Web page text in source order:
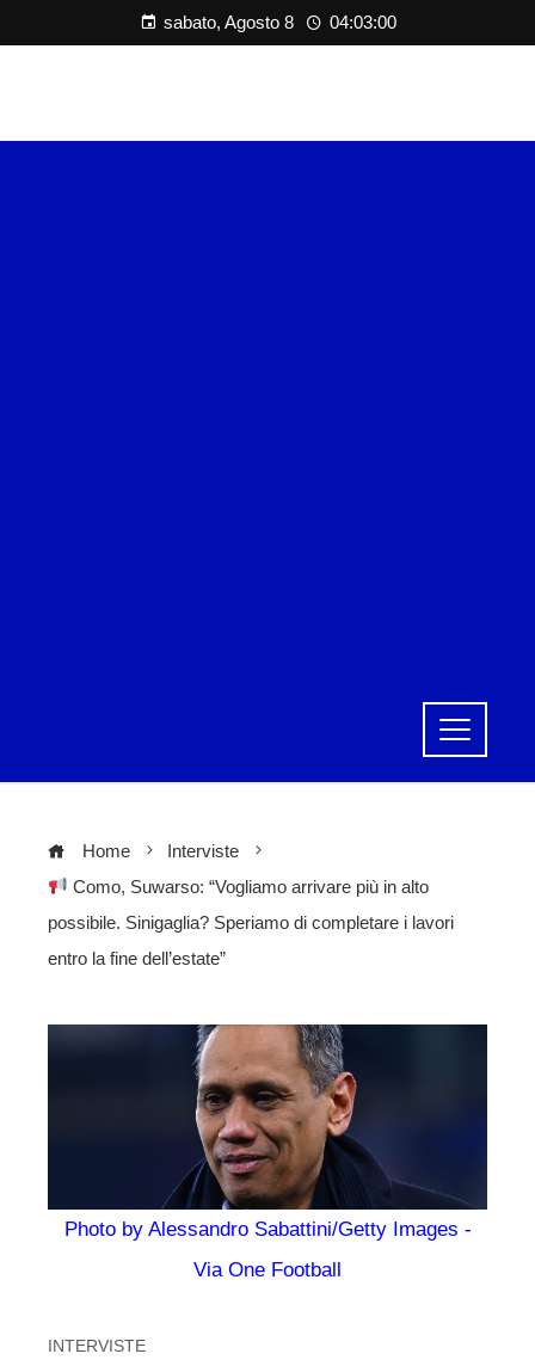
sabato, Agosto 8 04:03:01
Home
Interviste
Como, Suwarso: “Vogliamo arrivare più in alto
possibile. Sinigaglia? Speriamo di completare i lavori
entro la fine dell’estate”
Photo by Alessandro Sabattini/Getty Images -
Via One Football
INTERVISTE